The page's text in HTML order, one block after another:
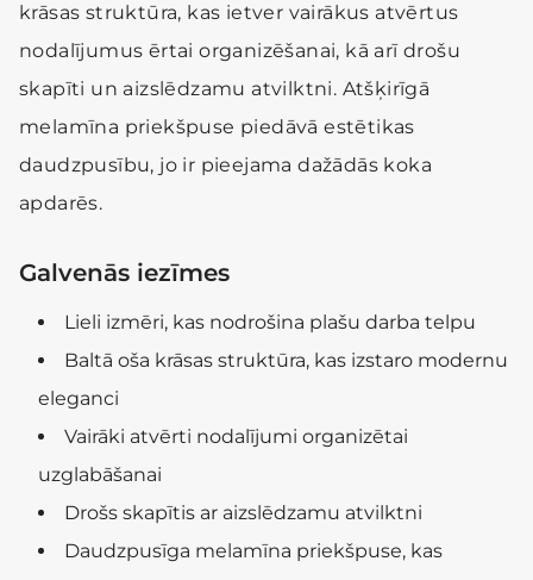
krāsas struktūra, kas ietver vairākus atvērtus
nodalījumus ērtai organizēšanai, kā arī drošu
skapīti un aizslēdzamu atvilktni. Atšķirīgā
melamīna priekšpuse piedāvā estētikas
daudzpusību, jo ir pieejama dažādās koka
apdarēs.
Galvenās iezīmes
Lieli izmēri, kas nodrošina plašu darba telpu
Baltā oša krāsas struktūra, kas izstaro modernu
eleganci
Vairāki atvērti nodalījumi organizētai
uzglabāšanai
Drošs skapītis ar aizslēdzamu atvilktni
Daudzpusīga melamīna priekšpuse, kas